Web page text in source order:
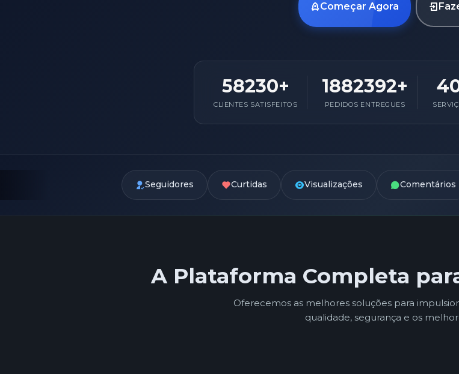
Começar Agora
58230+
CLIENTES SATISFEITOS
1882392+
PEDIDOS ENTREGUES
Seguidores Curtidas Visualizações Comentários
A Plataforma Completa
Oferecemos as melhores soluções para
qualidade, segurança e os